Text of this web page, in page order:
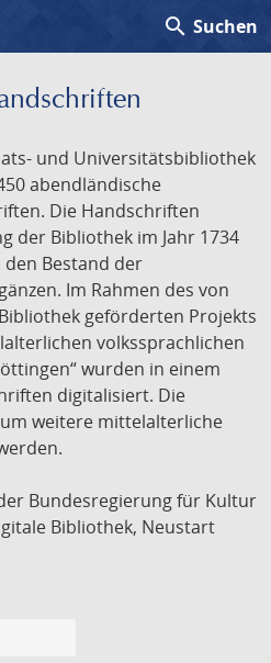
search Suchen
und Universitätsbibliothek
abendländische
Die Handschriften
der Bibliothek im Jahr 1734
den Bestand der
Im Rahmen des von
geförderten Projekts
volkssprachlichen
wurden in einem
digitalisiert. Die
weitere mittelalterliche
Bundesregierung für Kultur
Bibliothek, Neustart